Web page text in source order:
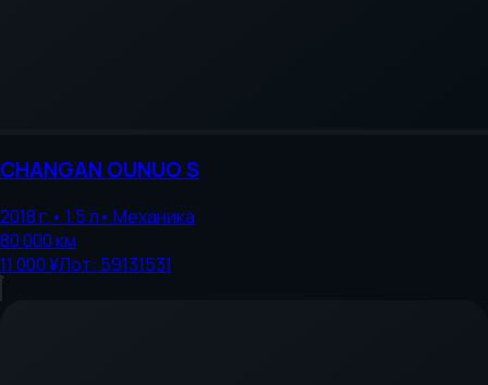
CHANGAN OUNUO S
2018г.• 1.5л• Механика
80 000км
11 000 ¥Лот: 59131531